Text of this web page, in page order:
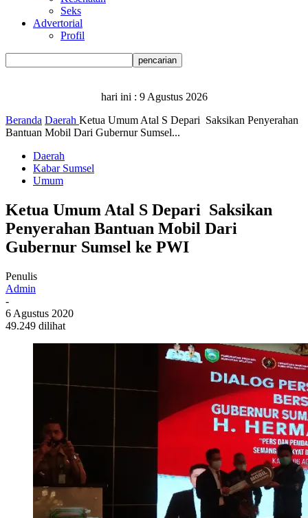
Seks
Advertorial
Profil
hari ini : 9 Agustus 2026
Beranda Daerah Ketua Umum Atal S Depari Saksikan Penyerahan
Bantuan Mobil Dari Gubernur Sumsel...
Daerah
Kabar Sumsel
Umum
Ketua Umum Atal S Depari Saksikan
Penyerahan Bantuan Mobil Dari
Gubernur Sumsel ke PWI
Penulis
Admin
-
6 Agustus 2020
49.249 dilihat